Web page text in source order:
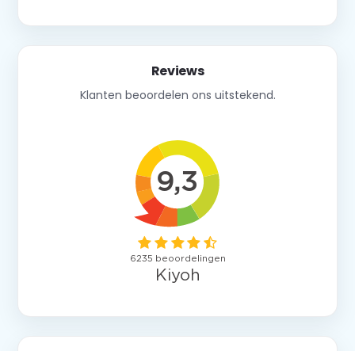
Reviews
Klanten beoordelen ons uitstekend.